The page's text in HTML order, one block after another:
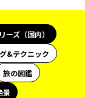
ーズ（国内）
&テクニック
旅の図鑑
景